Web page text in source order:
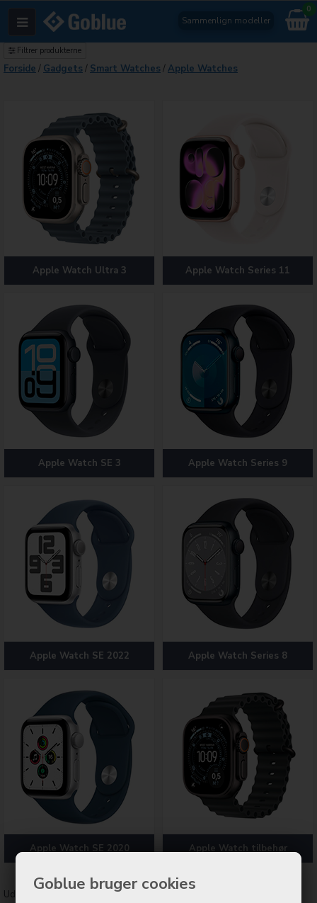
Goblue bruger cookies
Sammenlign modeller
0
Filtrer produkterne
Forside / Gadgets / Smart Watches /Apple Watches
Apple Watch Ultra 3 Apple Watch Series 11
Apple Watch SE 3 Apple Watch Series 9
Apple Watch SE 2022 Apple Watch Series 8
Apple Watch SE 2020 Apple Watch tilbehør
Udvalgte varer